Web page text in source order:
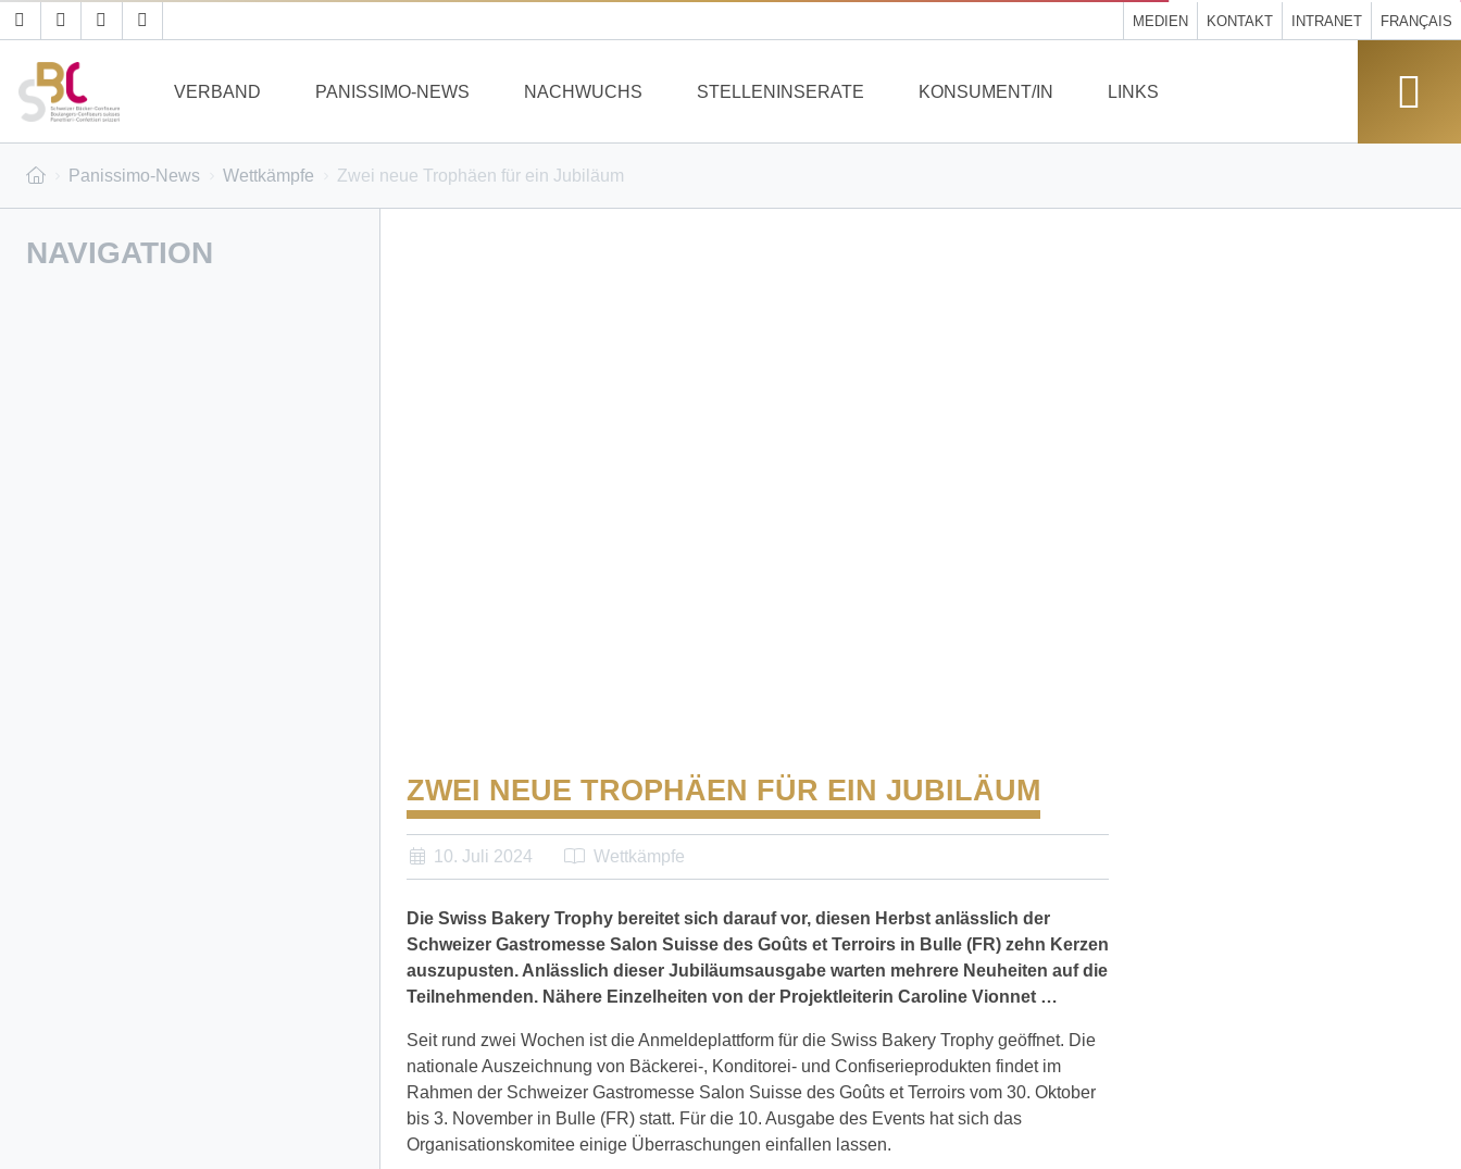
MEDIEN KONTAKT INTRANET FRANÇAIS
VERBAND PANISSIMO-NEWS NACHWUCHS STELLENINSERATE KONSUMENT/IN LINKS
Panissimo-News Wettkämpfe Zwei neue Trophäen für ein Jubiläum
NAVIGATION
ZWEI NEUE TROPHÄEN FÜR EIN JUBILÄUM
10. Juli 2024 Wettkämpfe
Die Swiss Bakery Trophy bereitet sich darauf vor, diesen Herbst anlässlich der
Schweizer Gastromesse Salon Suisse des Goûts et Terroirs in Bulle (FR) zehn Kerzen
auszupusten. Anlässlich dieser Jubiläumsausgabe warten mehrere Neuheiten auf die
Teilnehmenden. Nähere Einzelheiten von der Projektleiterin Caroline Vionnet …
Seit rund zwei Wochen ist die Anmeldeplattform für die Swiss Bakery Trophy geöffnet. Die
nationale Auszeichnung von Bäckerei-, Konditorei- und Confiserieprodukten findet im
Rahmen der Schweizer Gastromesse Salon Suisse des Goûts et Terroirs vom 30. Oktober
bis 3. November in Bulle (FR) statt. Für die 10. Ausgabe des Events hat sich das
Organisationskomitee einige Überraschungen einfallen lassen.